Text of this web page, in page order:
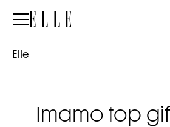
Elle
Elle
Imamo top